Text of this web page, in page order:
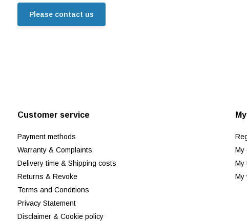
Please contact us
Customer service
Payment methods
Warranty & Complaints
Delivery time & Shipping costs
Returns & Revoke
Terms and Conditions
Privacy Statement
Disclaimer & Cookie policy
My
My
My